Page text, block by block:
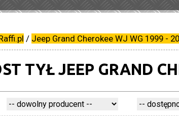
/ Jeep Grand Cherokee WJ WG 1999 -
TYŁ JEEP GRAND